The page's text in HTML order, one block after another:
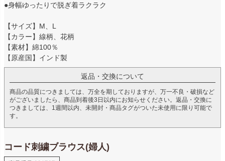
●身幅ゆったりで脱ぎ着ラクラク
【サイズ】M、L
【カラー】線柄、花柄
【素材】綿100％
【原産国】インド製
返品・交換について
商品の品質につきましては、万全を期しておりますが、万一不良・破損など
がございましたら、商品到着後3日以内にお知らせください。返品・交換に
つきましては、1週間以内、未開封・商品タグがついた未使用に限り可能で
す。
コード刺繍ブラウス(婦人)